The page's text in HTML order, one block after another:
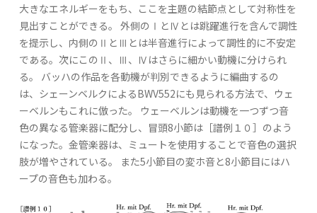
大きなエネルギーをもち、ここを主題の結節点として対称性を
見出すことができる。 外側のⅠとⅣとは跳躍進行を含んで調性
を提示し、内側のⅡとⅢとは半音進行によって調性的に不安定
である。次にこのⅡ、Ⅲ、Ⅳはさらに細かい動機に分けられ
る。 バッハの作品を各動機が判別できるように編曲するの
は、シェーンベルクによるBWV552にも見られる方法で、ウェ
ーベルンもこれに倣った。 ウェーベルンは動機を一つずつ音
色の異なる管楽器に配分し、冒頭8小節は［譜例１０］のよう
になった。金管楽器は、ミュートを使用することで音色の選択
肢が増やされている。 また5小節目の変ホ音と8小節目にはハ
ープの音色も加わる。